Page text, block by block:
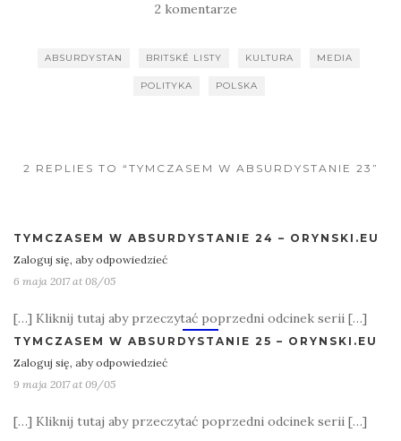
2 komentarze
ABSURDYSTAN BRITSKÉ LISTY KULTURA MEDIA
POLITYKA POLSKA
2 REPLIES TO “TYMCZASEM W ABSURDYSTANIE 23”
TYMCZASEM W ABSURDYSTANIE 24 – ORYNSKI.EU
Zaloguj się, aby odpowiedzieć
6 maja 2017 at 08/05
[…] Kliknij tutaj aby przeczytać poprzedni odcinek serii […]
TYMCZASEM W ABSURDYSTANIE 25 – ORYNSKI.EU
Zaloguj się, aby odpowiedzieć
9 maja 2017 at 09/05
[…] Kliknij tutaj aby przeczytać poprzedni odcinek serii […]